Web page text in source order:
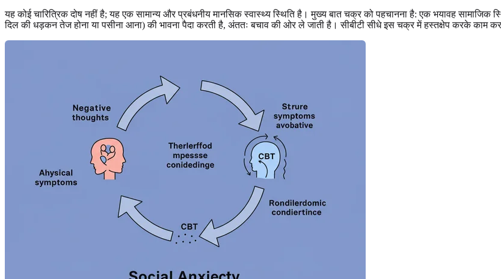
यह कोई चारित्रिक दोष नहीं है; यह एक सामान्य और प्रबंधनीय मानसिक स्वास्थ्य स्थिति है। मुख्य बात चक्र को पहचानना है: एक भयावह सामाजिक
दिल की धड़कन तेज होना या पसीना आना) की भावना पैदा करती है, अंततः बचाव की ओर ले जाती है। सीबीटी सीधे इस चक्र में हस्तक्षेप करके काम